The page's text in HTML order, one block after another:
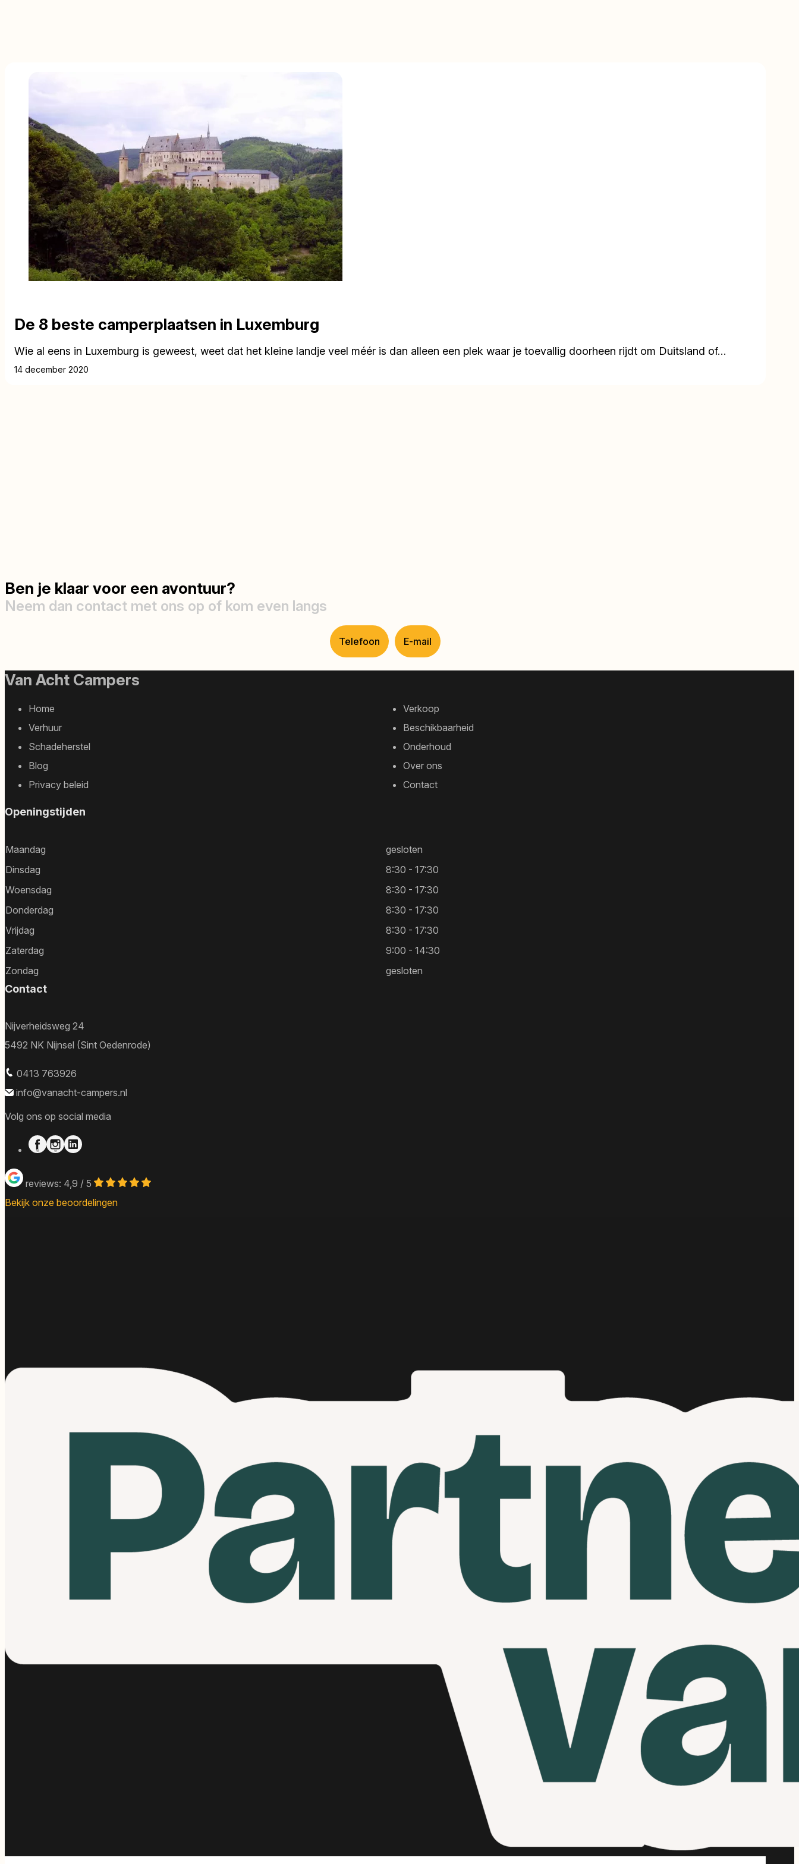
De 8 beste camperplaatsen in Luxemburg
Wie al eens in Luxemburg is geweest, weet dat het kleine landje veel méér is dan alleen een plek waar je toevallig doorheen rijdt om Duitsland of…
14 december 2020
Ben je klaar voor een avontuur?
Neem dan contact met ons op of kom even langs
Telefoon E-mail
Van Acht Campers
Footer
sitemap
Home
Verkoop
Verhuur
Beschikbaarheid
Schadeherstel
Onderhoud
Blog
Over ons
Privacy beleid
Contact
Openingstijden
Maandag
gesloten
Dinsdag
8:30 - 17:30
Woensdag
8:30 - 17:30
Donderdag
8:30 - 17:30
Vrijdag
8:30 - 17:30
Zaterdag
9:00 - 14:30
Zondag
gesloten
Contact
Nijverheidsweg 24
5492 NK Nijnsel (Sint Oedenrode)
0413 763926
info@vanacht-campers.nl
Volg ons op social media
reviews: 4,9 / 5
Bekijk onze beoordelingen